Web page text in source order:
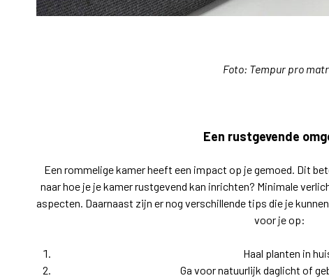
Foto: Tempur pro
Een rustgevende
Een rommelige kamer heeft een impact op je gemoed. Dit
naar hoe je je kamer rustgevend kan inrichten? Minimale
aspecten. Daarnaast zijn er nog verschillende tips die je
voor je op:
Haal planten in
Ga voor natuurlijk daglicht of